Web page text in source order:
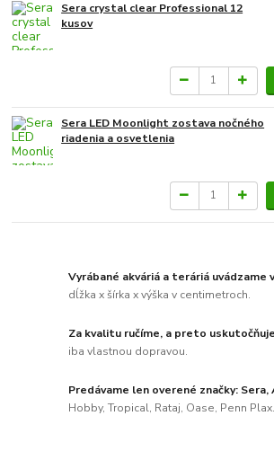
Sera crystal clear Professional 12
kusov
Sera LED Moonlight zostava nočného
riadenia a osvetlenia
Vyrábané akváriá a teráriá uvádzame
dĺžka x šírka x výška v centimetroch.
Za kvalitu ručíme, a preto
iba vlastnou dopravou.
Predávame len overené značky:
Hobby, Tropical, Rataj, Oase, Penn